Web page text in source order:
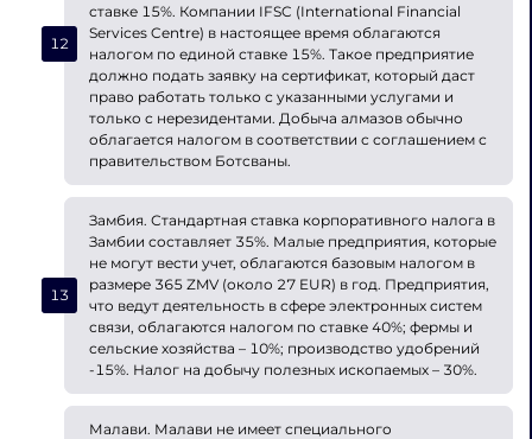
ставке 15%. Компании IFSC (International Financial
Services Centre) в настоящее время облагаются
налогом по единой ставке 15%. Такое предприятие
должно подать заявку на сертификат, который даст
право работать только с указанными услугами и
только с нерезидентами. Добыча алмазов обычно
облагается налогом в соответствии с соглашением с
правительством Ботсваны.
Замбия. Стандартная ставка корпоративного налога в
Замбии составляет 35%. Малые предприятия, которые
не могут вести учет, облагаются базовым налогом в
размере 365 ZMV (около 27 EUR) в год. Предприятия,
что ведут деятельность в сфере электронных систем
связи, облагаются налогом по ставке 40%; фермы и
сельские хозяйства – 10%; производство удобрений
-15%. Налог на добычу полезных ископаемых – 30%.
Малави. Малави не имеет специального